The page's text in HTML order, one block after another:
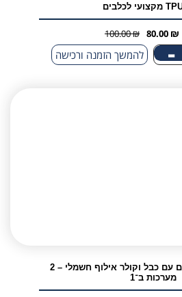
100.00₪
המחיר
המקורי
80.00 ₪
המחיר
הנוכחי
- להמשך הזמנה ורכישה
גדר חשמלית לכלבים עם כבל וקולר אילוף חשמלי – 2
מערכות ב־1